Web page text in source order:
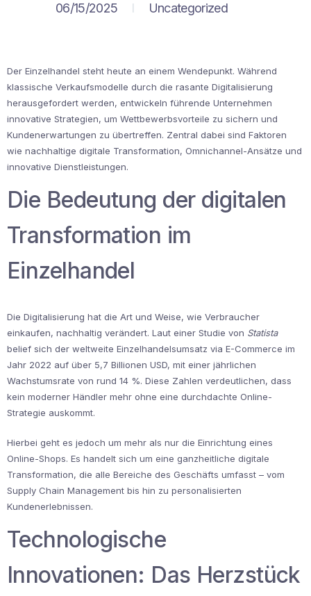
06/15/2025 Uncategorized
Der Einzelhandel steht heute an einem Wendepunkt. Während
klassische Verkaufsmodelle durch die rasante Digitalisierung
herausgefordert werden, entwickeln führende Unternehmen
innovative Strategien, um Wettbewerbsvorteile zu sichern und
Kundenerwartungen zu übertreffen. Zentral dabei sind Faktoren
wie nachhaltige digitale Transformation, Omnichannel-Ansätze und
innovative Dienstleistungen.
Die Bedeutung der digitalen
Transformation im
Einzelhandel
Die Digitalisierung hat die Art und Weise, wie Verbraucher
einkaufen, nachhaltig verändert. Laut einer Studie von Statista
belief sich der weltweite Einzelhandelsumsatz via E-Commerce im
Jahr 2022 auf über 5,7 Billionen USD, mit einer jährlichen
Wachstumsrate von rund 14 %. Diese Zahlen verdeutlichen, dass
kein moderner Händler mehr ohne eine durchdachte Online-
Strategie auskommt.
Hierbei geht es jedoch um mehr als nur die Einrichtung eines
Online-Shops. Es handelt sich um eine ganzheitliche digitale
Transformation, die alle Bereiche des Geschäfts umfasst – vom
Supply Chain Management bis hin zu personalisierten
Kundenerlebnissen.
Technologische
Innovationen: Das Herzstück